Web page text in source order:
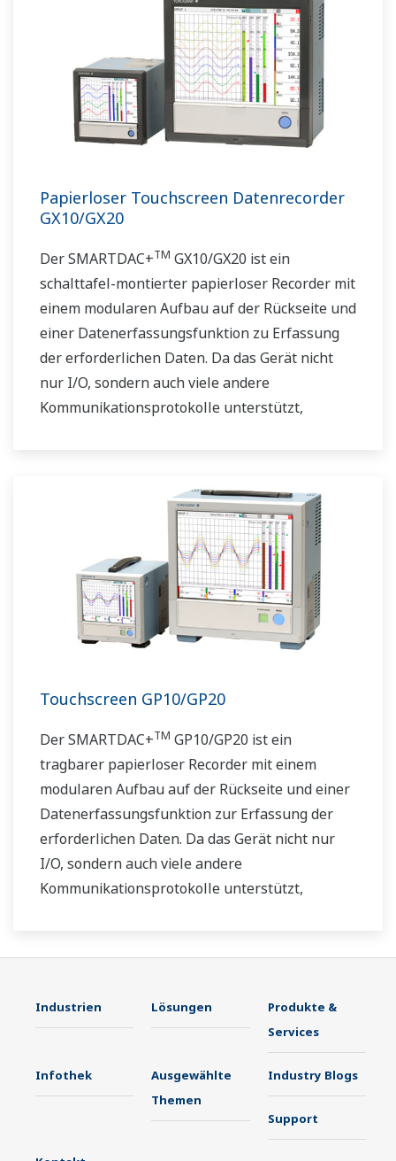
Papierloser Touchscreen Datenrecorder
GX10/GX20
Der SMARTDAC+TM GX10/GX20 ist ein
schalttafel-montierter papierloser Recorder mit
einem modularen Aufbau auf der Rückseite und
einer Datenerfassungsfunktion zu Erfassung
der erforderlichen Daten. Da das Gerät nicht
nur I/O, sondern auch viele andere
Kommunikationsprotokolle unterstützt,
AMS2750E/NADCAP.
Touchscreen GP10/GP20
Der SMARTDAC+TM GP10/GP20 ist ein
tragbarer papierloser Recorder mit einem
modularen Aufbau auf der Rückseite und einer
Datenerfassungsfunktion zur Erfassung der
erforderlichen Daten. Da das Gerät nicht nur
I/O, sondern auch viele andere
Kommunikationsprotokolle unterstützt,
voreingestellt. Erfüllt FDA 21 CFR Part11 und
Industrien Lösungen
Produkte &
Services
Infothek
Ausgewählte
Themen
Industry Blogs
Support